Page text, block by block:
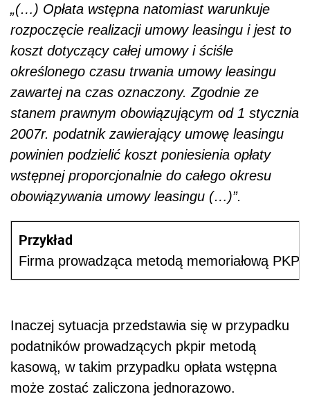
„(…) Opłata wstępna natomiast warunkuje
rozpoczęcie realizacji umowy leasingu i jest to
koszt dotyczący całej umowy i ściśle
określonego czasu trwania umowy leasingu
zawartej na czas oznaczony. Zgodnie ze
stanem prawnym obowiązującym od 1 stycznia
2007r. podatnik zawierający umowę leasingu
powinien podzielić koszt poniesienia opłaty
wstępnej proporcjonalnie do całego okresu
obowiązywania umowy leasingu (…)”.
Przykład
Firma prowadząca metodą memoriałową
Inaczej sytuacja przedstawia się w przypadku
podatników prowadzących pkpir metodą
kasową, w takim przypadku opłata wstępna
może zostać zaliczona jednorazowo.